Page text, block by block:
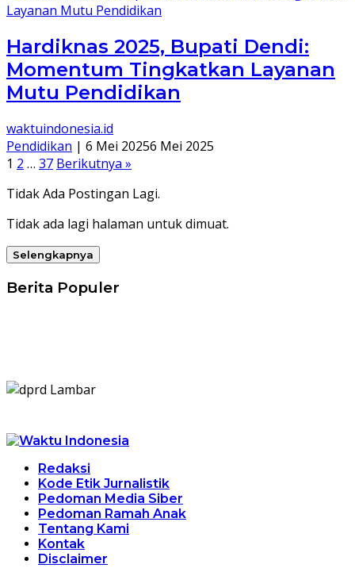
Hardiknas 2025, Bupati Dendi:
Momentum Tingkatkan Layanan
Mutu Pendidikan
waktuindonesia.id
Pendidikan | 6 Mei 20256 Mei 2025
Navigasi
pos
1 2 … 37 Berikutnya »
Tidak Ada Postingan Lagi.
Tidak ada lagi halaman untuk dimuat.
Selengkapnya
Berita Populer
Redaksi
Kode Etik Jurnalistik
Pedoman Media Siber
Pedoman Ramah Anak
Tentang Kami
Kontak
Disclaimer